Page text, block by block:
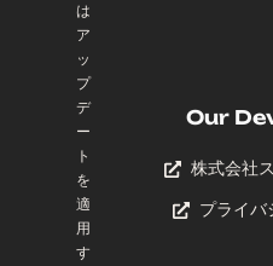
は
ア
ッ
プ
デ
ー
ト
を
適
用
す
Our
株式会社
プライバ